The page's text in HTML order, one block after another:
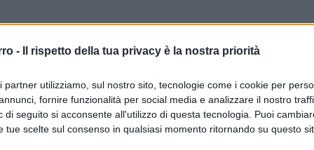
- Il rispetto della tua privacy è la nostra priorità
partner utilizziamo, sul nostro sito, tecnologie come i cookie per
fornire funzionalità per social media e analizzare il nostro
di seguito si acconsente all'utilizzo di questa tecnologia. Puoi
tue scelte sul consenso in qualsiasi momento ritornando su questo
in Italia in pieno sviluppo economico,
essenzialmente agricolo a diventare –
– una della maggior potenze
quel periodo voleva sottolineare, magari
e il tragico, gli eccessi della ricerca